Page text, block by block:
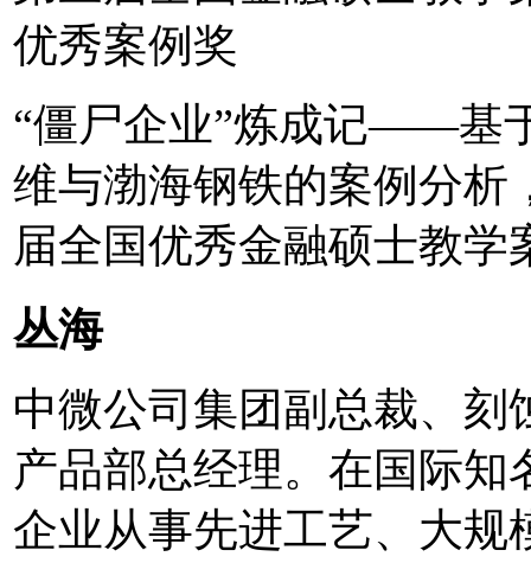
优秀案例奖
“僵尸企业”炼成记——基
维与渤海钢铁的案例分析
届全国优秀金融硕士教学
丛海
中微公司集团副总裁、刻
产品部总经理。在国际知
企业从事先进工艺、大规